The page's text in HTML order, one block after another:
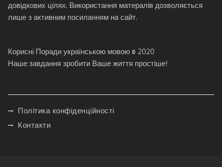
довідкових цілях. Використання матералів дозволяється
лише з активним посиланням на сайт.
Корисні Поради українською мовою © 2020
Наше завдання зробити Ваше життя простіше!
Політика конфіденційності
Контакти